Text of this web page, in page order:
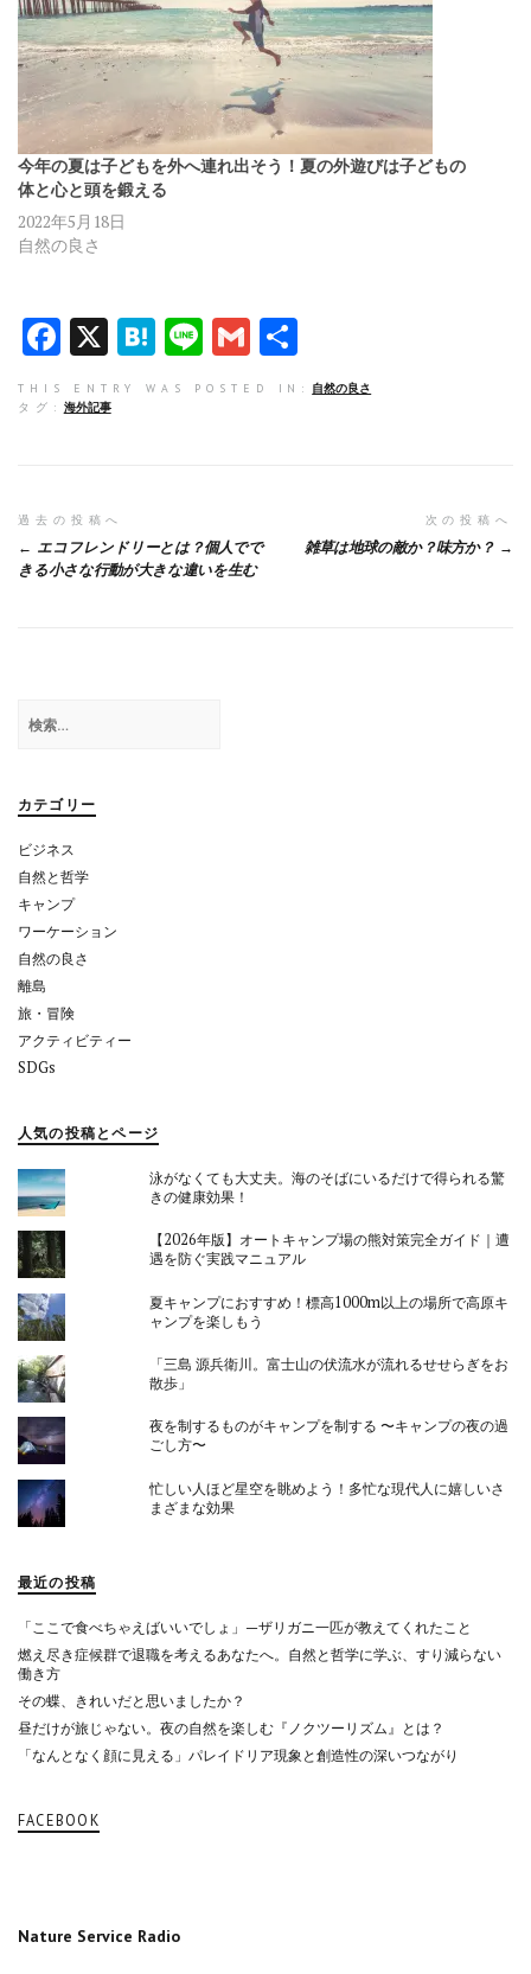
今年の夏は子どもを外へ連れ出そう！夏の外遊びは子どもの
体と心と頭を鍛える
2022年5月18日
自然の良さ
F
a
ce
o
k
X H
at
Li
n
G
m 有
THIS ENTRY WAS POSTED IN:
自然の良さ
タグ: 海外記事
投
稿
ー
ョ
ン
過去の投稿へ
エコフレンドリーとは？個人でで
きる小さな行動が大きな違いを生む
次の投稿へ
雑草は地球の敵か？味方か？
索:
カテゴリー
ビジネス
自然と哲学
キャンプ
ワーケーション
自然の良さ
離島
旅・冒険
アクティビティー
SDGs
人気の投稿とページ
泳がなくても大丈夫。海のそばにいるだけで得られる驚
きの健康効果！
【2026年版】オートキャンプ場の熊対策完全ガイド｜遭
遇を防ぐ実践マニュアル
夏キャンプにおすすめ！標高1000m以上の場所で高原キ
ャンプを楽しもう
「三島 源兵衛川。富士山の伏流水が流れるせせらぎをお
散歩」
夜を制するものがキャンプを制する 〜キャンプの夜の過
ごし方〜
忙しい人ほど星空を眺めよう！多忙な現代人に嬉しいさ
まざまな効果
最近の投稿
「ここで食べちゃえばいいでしょ」—ザリガニ一匹が教えてくれたこと
燃え尽き症候群で退職を考えるあなたへ。自然と哲学に学ぶ、すり減らない
働き方
その蝶、きれいだと思いましたか？
昼だけが旅じゃない。夜の自然を楽しむ『ノクツーリズム』とは？
「なんとなく顔に見える」パレイドリア現象と創造性の深いつながり
FACEBOOK
Nature Service Radio